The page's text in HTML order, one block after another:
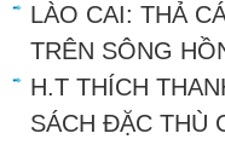
LÀO CAI: THẢ
TRÊN SÔNG
H.T THÍCH
SÁCH ĐẶC THÙ